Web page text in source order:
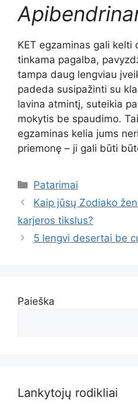
KET egzaminas gali kelti
tinkama pagalba,
tampa daug lengviau
padeda susipažinti su
lavina atmintį, suteikia
mokytis be spaudimo.
egzaminas kelia jums
priemonę – ji gali būti
Kategorijos
Patarimai
Kaip jūsų Zodiako
karjeros tikslus?
5 lengvi desertai be
Paieška
Lankytojų rodikliai